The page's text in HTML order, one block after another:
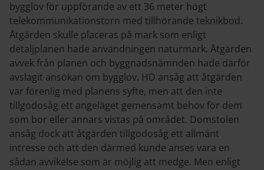
bygglov för uppförande av ett 36 meter högt
telekommunikationstorn med tillhörande teknikbod.
Åtgärden skulle placeras på mark som enligt
detaljplanen hade användningen naturmark. Åtgärden
avvek från planen och byggnadsnämnden hade därför
avslagit ansökan om bygglov. HD ansåg att åtgärden
var förenlig med planens syfte, men att den inte
tillgodosåg ett angeläget gemensamt behov för dem
som bor eller annars vistas på området. Domstolen
ansåg dock att åtgärden tillgodosåg ett allmänt
intresse och att den därmed kunde anses vara en
sådan avvikelse som är möjlig att medge. Men enligt